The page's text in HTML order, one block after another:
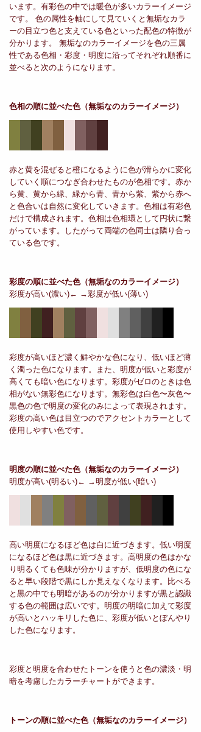
います。有彩色の中では暖色が多いカラーイメージ
です。 色の属性を軸にして見ていくと無垢なカラ
ーの目立つ色と支えている色といった配色の特徴が
分かります。 無垢なのカラーイメージを色の三属
性である色相・彩度・明度に沿ってそれぞれ順番に
並べると次のようになります。
色相の順に並べた色（無垢なのカラーイメージ）
赤と黄を混ぜると橙になるように色が滑らかに変化
していく順につなぎ合わせたものが色相です。赤か
ら黄、黄から緑、緑から青、青から紫、紫から赤へ
と色合いは自然に変化していきます。色相は有彩色
だけで構成されます。色相は色相環として円状に繋
がっています。したがって両端の色同士は隣り合っ
ている色です。
彩度の順に並べた色（無垢なのカラーイメージ）
彩度が高い(濃い)← →彩度が低い(薄い)
彩度が高いほど濃く鮮やかな色になり、低いほど薄
く濁った色になります。また、明度が低いと彩度が
高くても暗い色になります。彩度がゼロのときは色
相がない無彩色になります。無彩色は白色〜灰色〜
黒色の色で明度の変化のみによって表現されます。
彩度の高い色は目立つのでアクセントカラーとして
使用しやすい色です。
明度の順に並べた色（無垢なのカラーイメージ）
明度が高い(明るい)← →明度が低い(暗い)
高い明度になるほど色は白に近づきます。低い明度
になるほど色は黒に近づきます。高明度の色はかな
り明るくても色味が分かりますが、低明度の色にな
ると早い段階で黒にしか見えなくなります。比べる
と黒の中でも明暗があるのが分かりますが黒と認識
する色の範囲は広いです。明度の明暗に加えて彩度
が高いとハッキリした色に、彩度が低いとぼんやり
した色になります。
彩度と明度を合わせたトーンを使うと色の濃淡・明
暗を考慮したカラーチャートができます。
トーンの順に並べた色（無垢なのカラーイメージ）